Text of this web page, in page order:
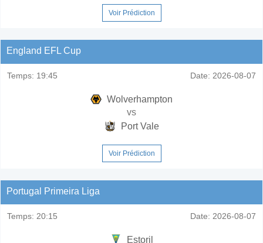
Voir Prédiction
England EFL Cup
Temps: 19:45 Date: 2026-08-07
Wolverhampton
vs
Port Vale
Voir Prédiction
Portugal Primeira Liga
Temps: 20:15 Date: 2026-08-07
Estoril